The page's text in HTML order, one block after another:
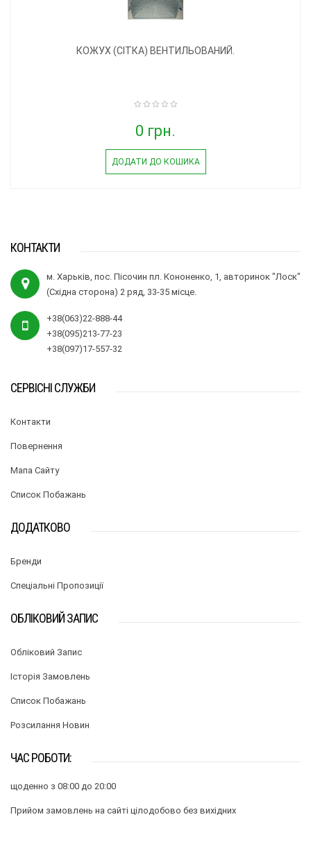
КОЖУХ (СІТКА) ВЕНТИЛЬОВАНИЙ.
0 грн.
ДОДАТИ ДО КОШИКА
КОНТАКТИ
м. Харьків, пос. Пісочин пл. Кононенко, 1, авторинок "Лоск"
(Східна сторона) 2 ряд, 33-35 місце.
+38(063)22-888-44
+38(095)213-77-23
+38(097)17-557-32
СЕРВІСНІ СЛУЖБИ
Контакти
Повернення
Мапа Сайту
Список Побажань
ДОДАТКОВО
Бренди
Спеціальні Пропозиції
ОБЛІКОВИЙ ЗАПИС
Обліковий Запис
Історія Замовлень
Список Побажань
Розсилання Новин
ЧАС РОБОТИ:
щоденно з 08:00 до 20:00
Прийом замовлень на сайті цілодобово без вихідних